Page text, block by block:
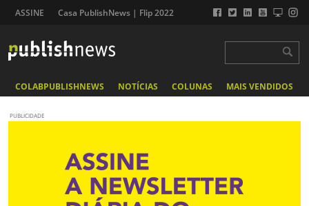
ASSINE Casa PublishNews | Flip 2022
COLABPUBLISHNEWS NOTÍCIAS COLUNAS MAIS VENDIDOS
PUBLICIDADE